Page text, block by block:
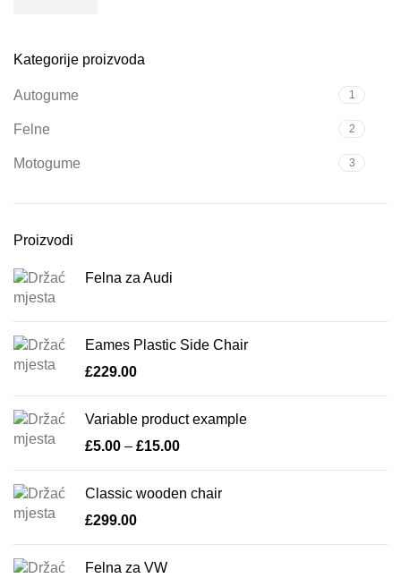
Kategorije proizvoda
Autogume 1
Felne 2
Motogume 3
Proizvodi
Felna za Audi
Eames Plastic Side Chair
£229.00
Variable product example
£5.00 – £15.00
Classic wooden chair
£299.00
Felna za VW